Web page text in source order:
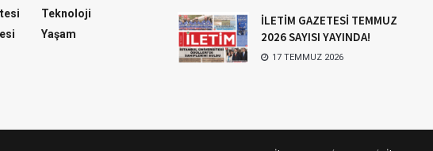
Teknoloji
Yaşam
İLETİM GAZETESİ TEMMUZ
2026 SAYISI YAYINDA!
17 TEMMUZ 2026